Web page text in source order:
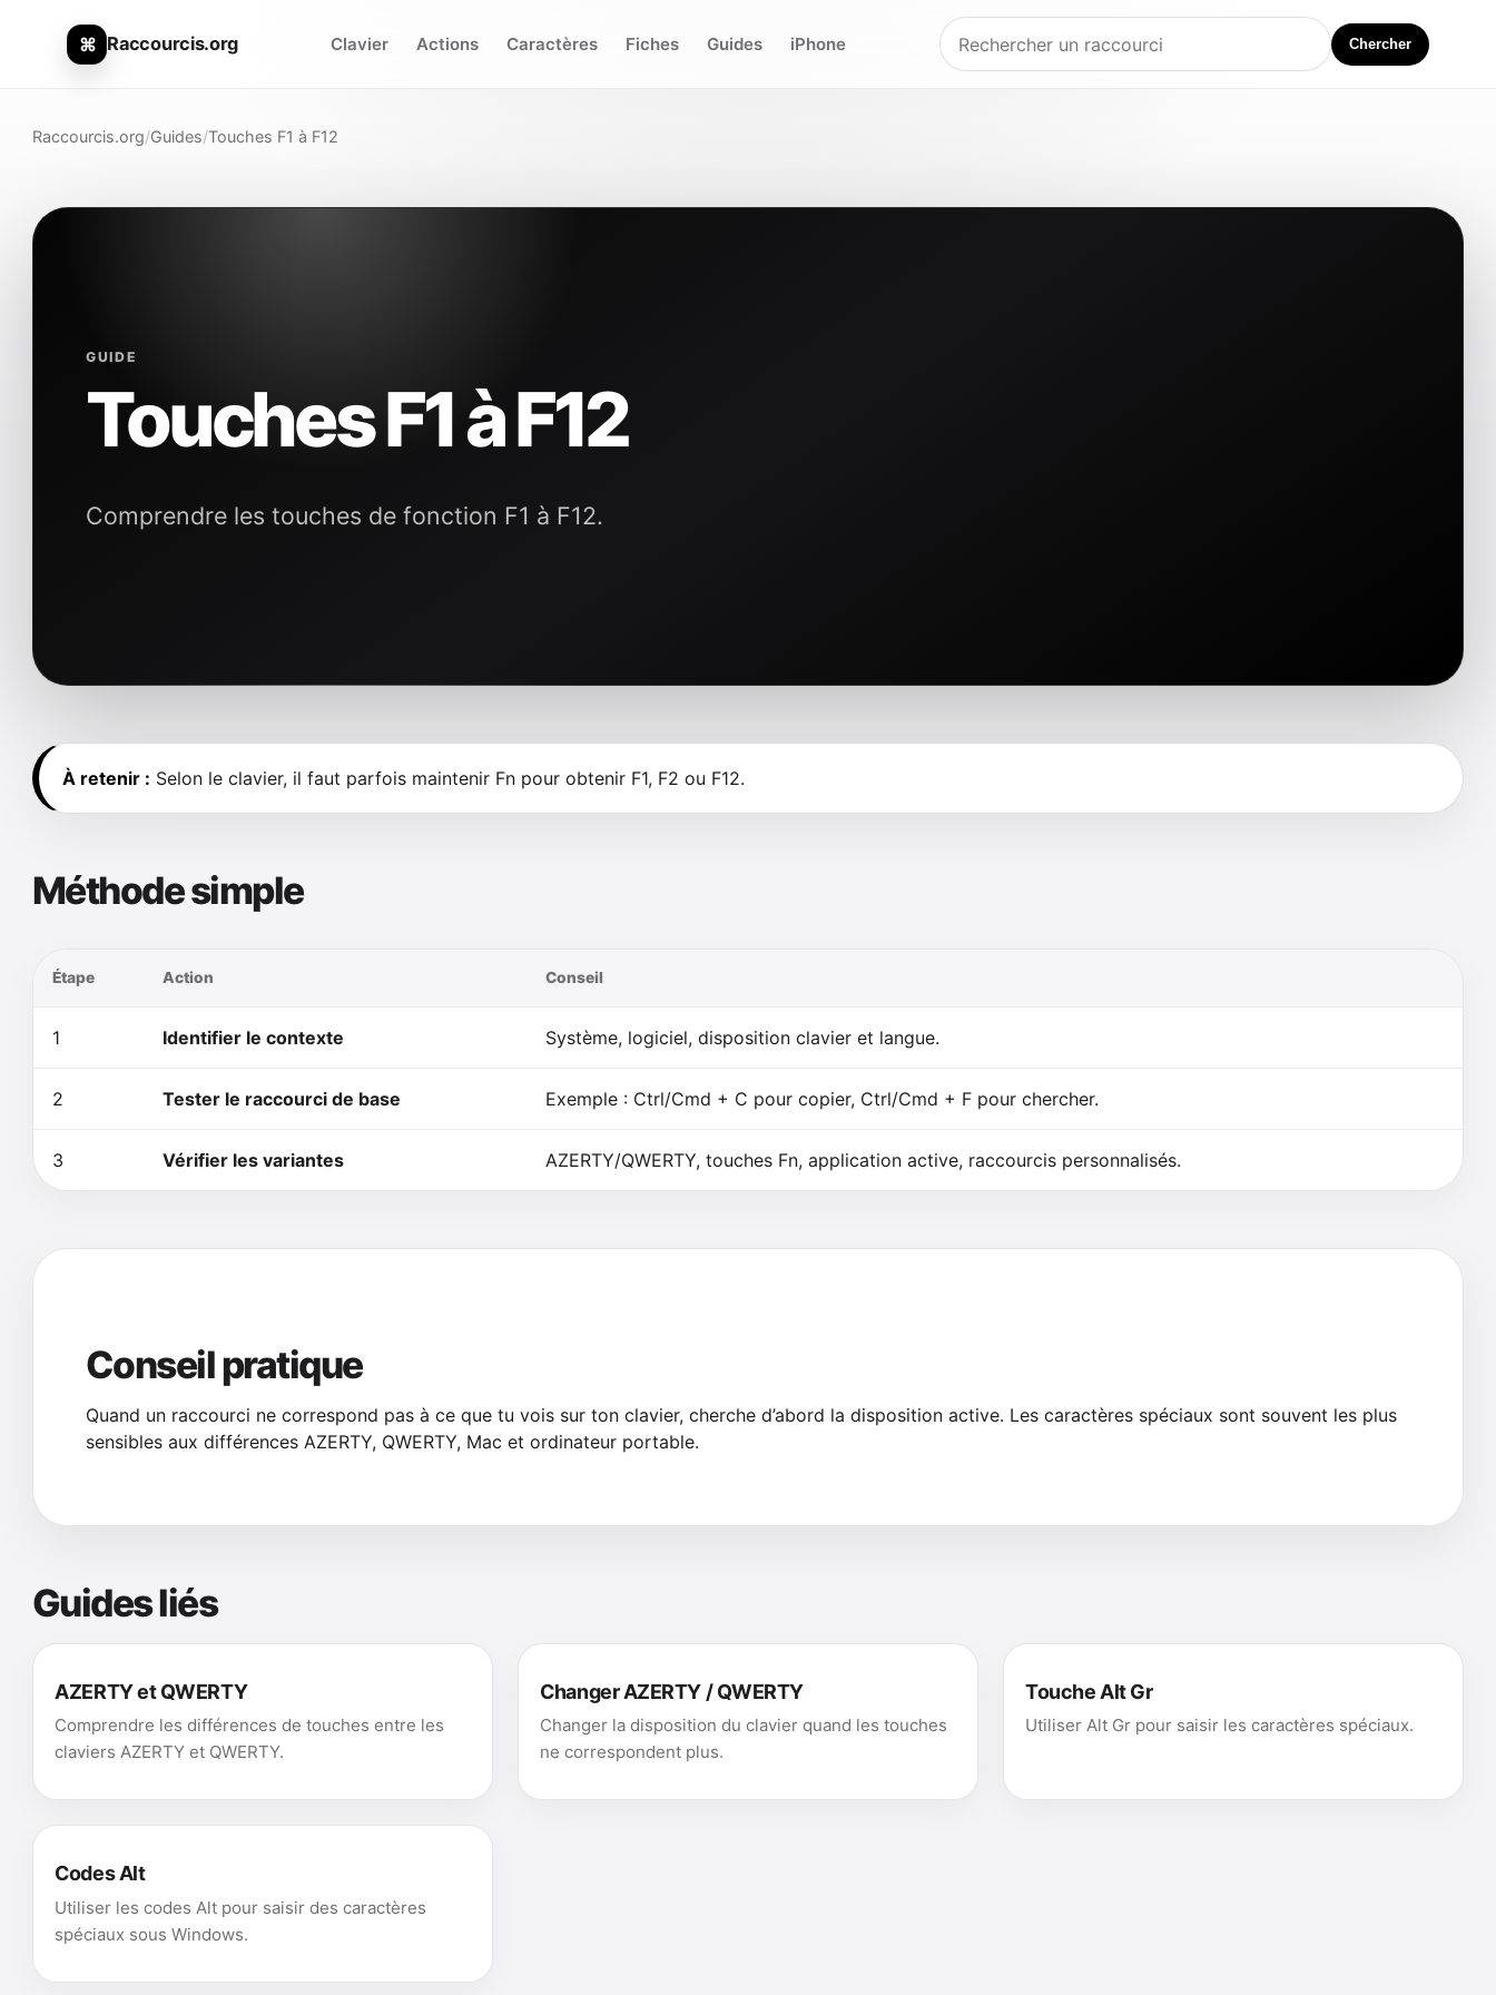
⌘ Raccourcis.org Clavier Actions Caractères Fiches Guides iPhone Chercher
Raccourcis.org/Guides/Touches F1 à F12
GUIDE
Touches F1 à F12
Comprendre les touches de fonction F1 à F12.
À retenir : Selon le clavier, il faut parfois maintenir Fn pour obtenir F1, F2 ou F12.
Méthode simple
Étape Action Conseil
1 Identifier le contexte Système, logiciel, disposition clavier et langue.
2 Tester le raccourci de base Exemple : Ctrl/Cmd + C pour copier, Ctrl/Cmd + F pour chercher.
3 Vérifier les variantes AZERTY/QWERTY, touches Fn, application active, raccourcis personnalisés.
Conseil pratique
Quand un raccourci ne correspond pas à ce que tu vois sur ton clavier, cherche d’abord la disposition active. Les caractères spéciaux sont souvent les plus
sensibles aux différences AZERTY, QWERTY, Mac et ordinateur portable.
Guides liés
AZERTY et QWERTY
Comprendre les différences de touches entre les
claviers AZERTY et QWERTY.
Changer AZERTY / QWERTY
Changer la disposition du clavier quand les touches
ne correspondent plus.
Touche Alt Gr
Utiliser Alt Gr pour saisir les caractères spéciaux.
Codes Alt
Utiliser les codes Alt pour saisir des caractères
spéciaux sous Windows.